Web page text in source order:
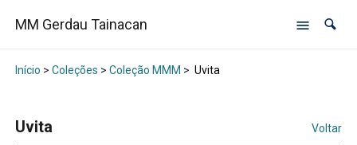
MM Gerdau Tainacan
Início > Coleções > Coleção MMM > Uvita
Uvita Voltar